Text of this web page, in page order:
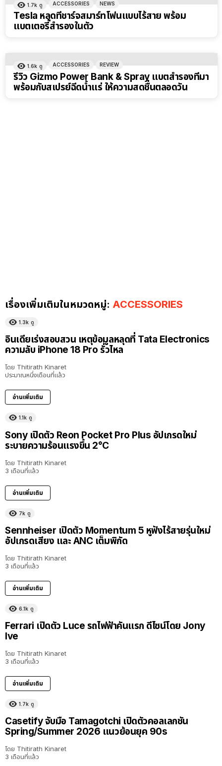
1.7k ดู ACCESSORIES NEWS
Tesla หลุดที่ชาร์จสมาร์ทโฟนแบบไร้สาย พร้อม
แบตเตอรี่สำรองในตัว
1.6k ดู ACCESSORIES REVIEW
รีวิว Gizmo Power Bank & Spray แบตสำรองที่มา
พร้อมกับสเปรย์ฉีดน้ำแร่ ให้ความสดชื่นตลอดวัน
เรื่องเพิ่มเติมในหมวดหมู่: ACCESSORIES
1.3k ดู
อินเดียเร่งสอบสวน เหตุข้อมูลหลุดที่ Tata Electronics
ความลับ iPhone 18 Pro รั่วไหล
โดย Thitirath Kinaret
ประมาณหนึ่งเดือนที่แล้ว
อ่านเพิ่มเติม
1.1k ดู
Sony เปิดตัว Reon Pocket Pro Plus อัปเกรดใหม่
ระบายความร้อนแรงขึ้น 2°C
โดย Thitirath Kinaret
3 เดือนที่แล้ว
อ่านเพิ่มเติม
7k ดู
Sennheiser เปิดตัว Momentum 5 หูฟังไร้สายรุ่นใหม่
อัปเกรดเสียง และ ANC เต็มพิกัด
โดย Thitirath Kinaret
3 เดือนที่แล้ว
อ่านเพิ่มเติม
6.1k ดู
Ferrari เปิดตัว Luce รถไฟฟ้าคันแรก ดีไซน์โดย Jony
Ive
โดย Thitirath Kinaret
3 เดือนที่แล้ว
อ่านเพิ่มเติม
1.7k ดู
Casetify จับมือ Tamagotchi เปิดตัวคอลเลกชัน
Spring/Summer 2026 แนวย้อนยุค 90s
โดย Thitirath Kinaret
3 เดือนที่แล้ว